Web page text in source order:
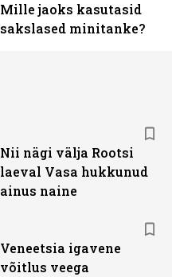
Mille jaoks kasutasid
sakslased minitanke?
Nii nägi välja Rootsi
laeval Vasa hukkunud
ainus naine
Veneetsia igavene
võitlus veega